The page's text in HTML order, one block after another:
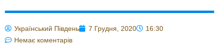
Український Південь 7 Грудня, 2020
16:30
Немає коментарів